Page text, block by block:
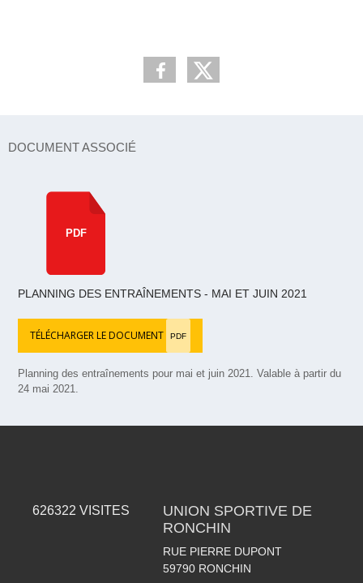
DOCUMENT ASSOCIÉ
PDF
PLANNING DES ENTRAÎNEMENTS - MAI ET JUIN 2021
TÉLÉCHARGER LE DOCUMENT PDF
Planning des entraînements pour mai et juin 2021. Valable à partir du
24 mai 2021.
626322 VISITES
UNION SPORTIVE DE
RONCHIN
RUE PIERRE DUPONT
59790 RONCHIN